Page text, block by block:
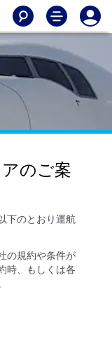
のご案
下のとおり運航
の規約や条件が
時、もしくは各